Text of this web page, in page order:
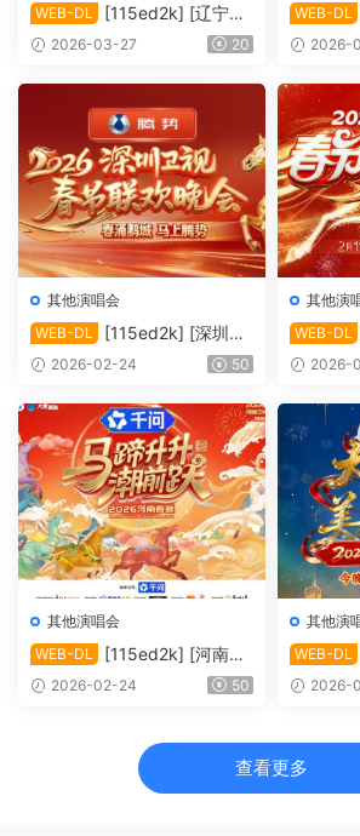
WEB-DL
[115ed2k] [辽宁卫
视 | 欢天喜地闹元宵][TS/6.8
2026-03-27 20
WEB-DL
2026年
S/29.83
2026-
其他演唱会
WEB-DL
[115ed2k] [深圳卫
视 2026深圳卫视春节联欢晚
0][TS/23.34 GiB]
2026-02-24 50
其他演
WEB-DL
视4K超
2026-
其他演唱会
WEB-DL
[115ed2k] [河南卫
视 2026河南卫视春节联欢晚
2026-02-24 50
其他演
WEB-DL
视 2026
2026-
查看更多